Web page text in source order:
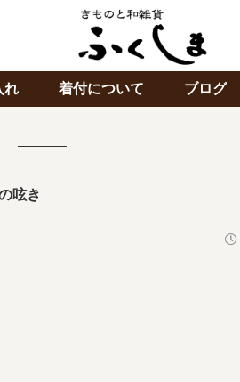
れ 着付について ブログ
呟き